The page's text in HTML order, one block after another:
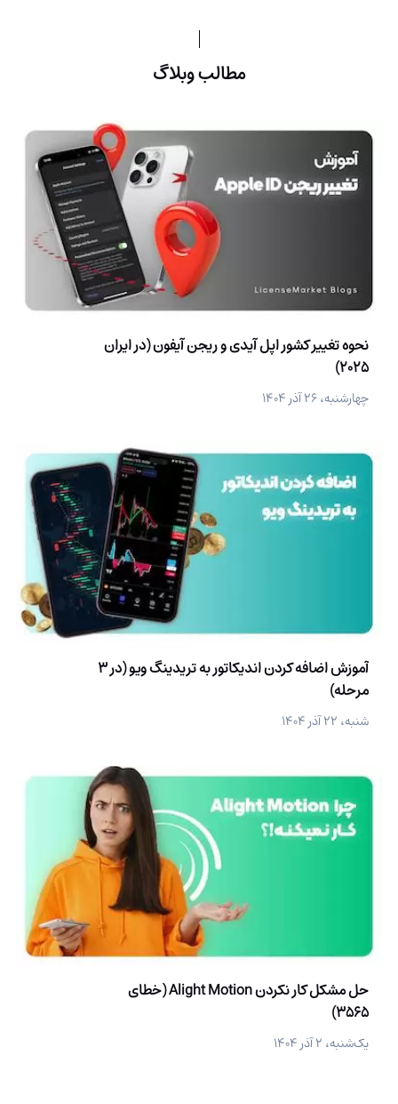
مطالب وبلاگ
نحوه تغییر کشور اپل آیدی و ریجن آیفون (در ایران
2025)
چهارشنبه، ۲۶ آذر ۱۴۰۴
آموزش اضافه کردن اندیکاتور به تریدینگ ویو (در 3
مرحله)
شنبه، ۲۲ آذر ۱۴۰۴
حل مشکل کار نکردن Alight Motion (خطای
3565)
یک‌شنبه، ۲ آذر ۱۴۰۴